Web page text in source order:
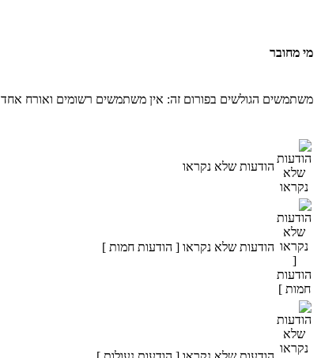
מי מחובר
משתמשים הגולשים בפורום זה: אין משתמשים רשומים ואורח אחד
הודעות שלא נקראו
הודעות שלא נקראו [ הודעות חמות ]